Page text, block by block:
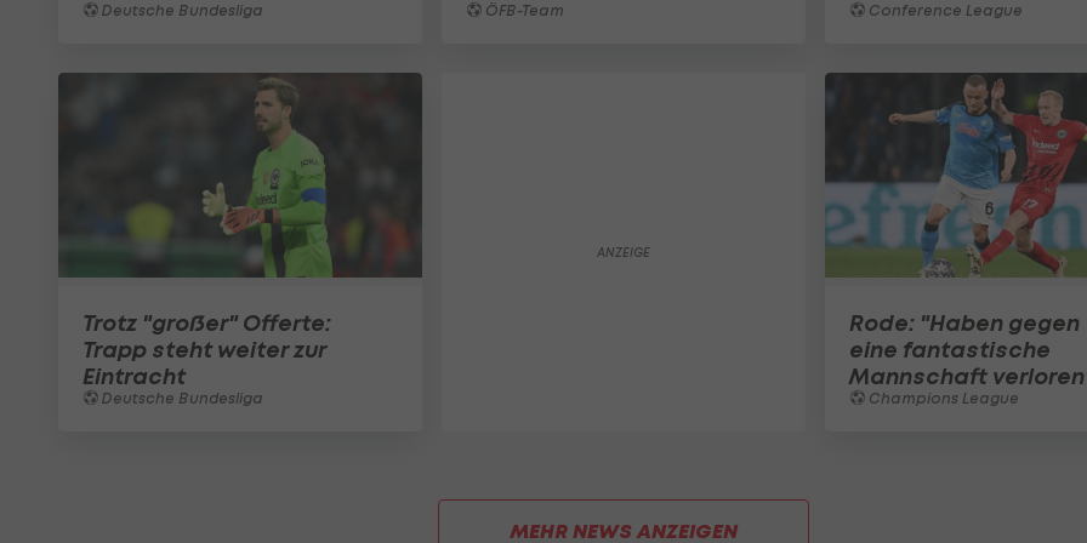
Deutsche Bundesliga ÖFB-Team Conference League
Trotz "großer" Offerte:
Trapp steht weiter zur
Eintracht
Deutsche Bundesliga
Rode: "Haben gegen
eine fantastische
Mannschaft
Champions League
MEHR NEWS ANZEIGEN